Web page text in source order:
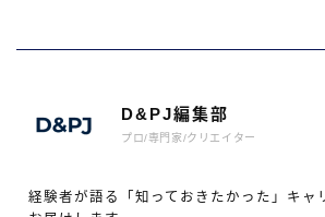
D&PJ編集部
プロ/専門家/クリエイター
経験者が語る「知っておきたかった」キャ